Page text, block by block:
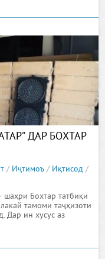
ДАР БОХТАР
/ Иҷтимоъ / Иқтисод /
Бохтар татбиқи
тамоми таҷҳизоти
Дар ин хусус аз